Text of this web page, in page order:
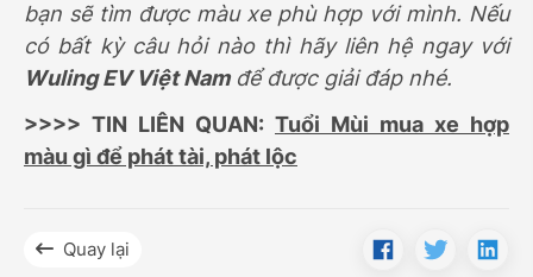
bạn sẽ tìm được màu xe phù hợp với mình. Nếu
có bất kỳ câu hỏi nào thì hãy liên hệ ngay với
Wuling EV Việt Namđể được giải đáp nhé.
>>>> TIN LIÊN QUAN: Tuổi Mùi mua xe hợp
màu gì để phát tài, phát lộc
Quay lại